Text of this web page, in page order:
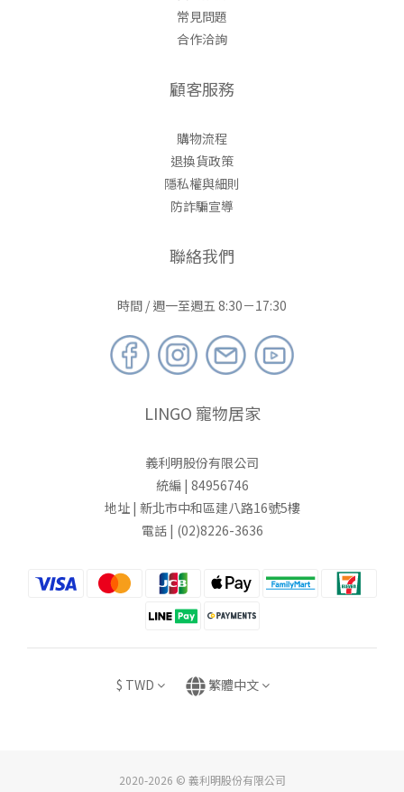
常見問題
合作洽詢
顧客服務
購物流程
退換貨政策
隱私權與細則
防詐騙宣導
聯絡我們
時間 / 週一至週五 8:30－17:30
LINGO 寵物居家
義利明股份有限公司
統編 | 84956746
地址 | 新北市中和區建八路16號5樓
電話 | (02)8226-3636
$ TWD 繁體中文
2020-2026 © 義利明股份有限公司